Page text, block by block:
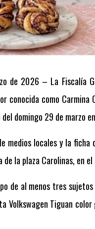
de 2026 – La Fiscalía
conocida como
domingo 29 de marzo
medios locales y la
de la plaza Carolinas, en
de al menos tres
Volkswagen Tiguan